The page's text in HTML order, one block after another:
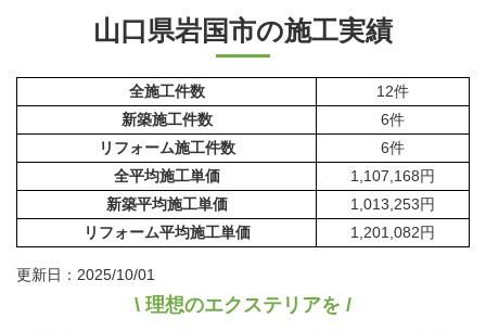
山口県岩国市の施工実績
全施工件数
12件
新築施工件数
6件
リフォーム施工件数
6件
全平均施工単価
1,107,168円
新築平均施工単価
1,013,253円
リフォーム平均施工単価
1,201,082円
更新日：2025/10/01
\ 理想のエクステリアを /